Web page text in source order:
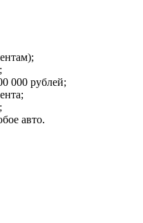
000 рублей;
авто.